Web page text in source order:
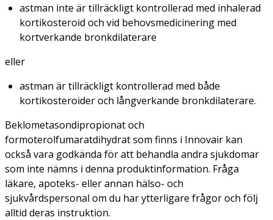
astman inte är tillräckligt kontrollerad med inhalerad
kortikosteroid och vid behovsmedicinering med
kortverkande bronkdilaterare
eller
astman är tillräckligt kontrollerad med både
kortikosteroider och långverkande bronkdilaterare.
Beklometasondipropionat och
formoterolfumaratdihydrat som finns i Innovair kan
också vara godkända för att behandla andra sjukdomar
som inte nämns i denna produktinformation. Fråga
läkare, apoteks- eller annan hälso- och
sjukvårdspersonal om du har ytterligare frågor och följ
alltid deras instruktion.